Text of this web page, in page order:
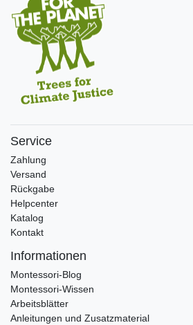
Service
Zahlung
Versand
Rückgabe
Helpcenter
Katalog
Kontakt
Informationen
Montessori-Blog
Montessori-Wissen
Arbeitsblätter
Anleitungen und Zusatzmaterial